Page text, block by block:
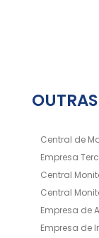
OUTRAS
Central de
Empresa
Central
Central
Empresa de
Empresa de